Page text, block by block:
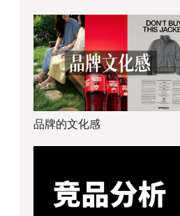
品牌的文化感